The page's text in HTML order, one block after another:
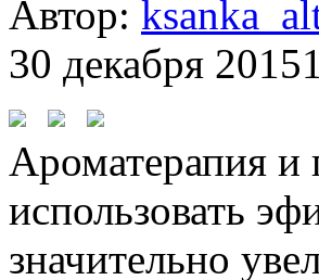
Автор:
30 декабря 2015
Ароматерапия и
использовать
значительно